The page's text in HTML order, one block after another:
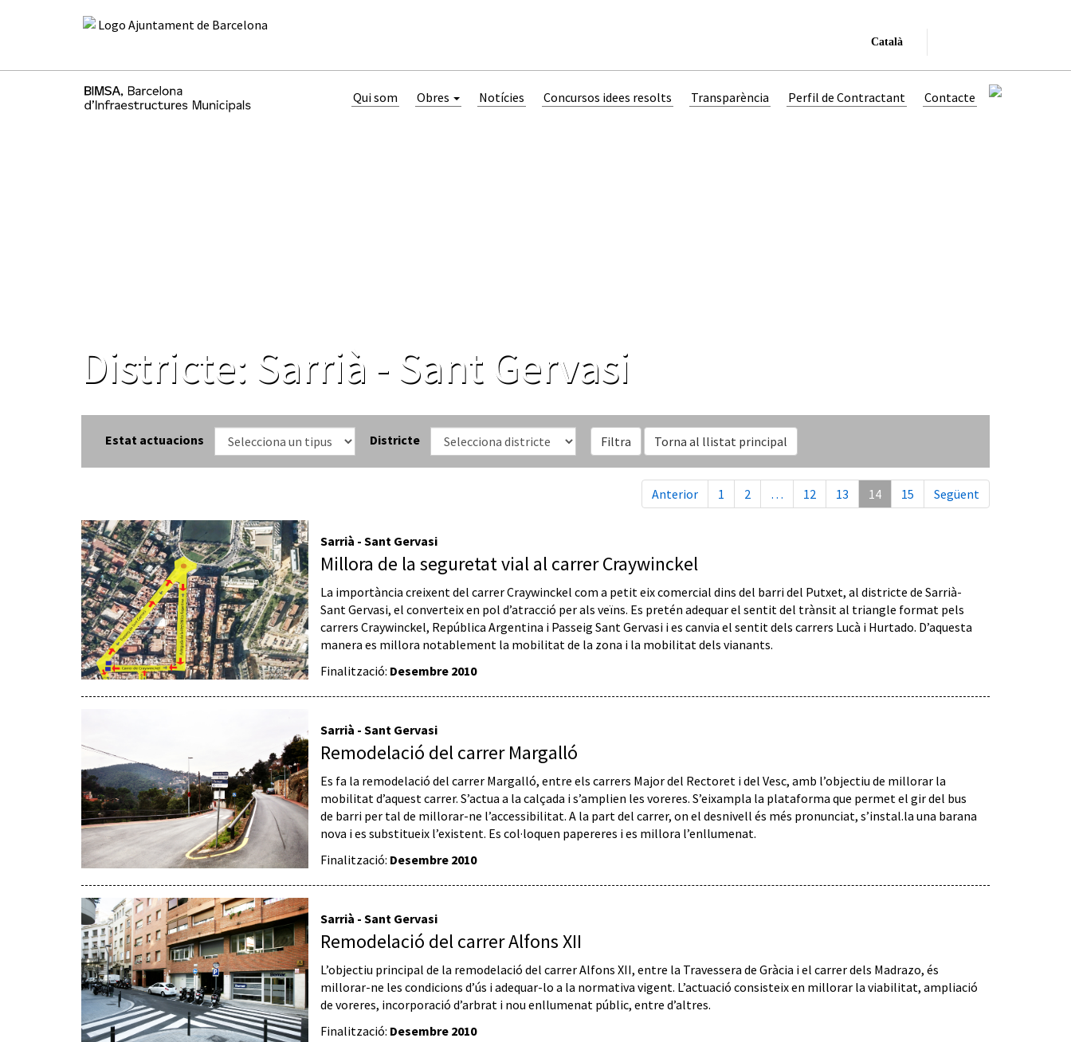
Català
Qui som Obres Notícies Concursos idees resolts Transparència Perfil de Contractant Contacte
Districte: Sarrià - Sant Gervasi
Estat actuacions Districte Filtra Torna al llistat principal
Anterior 1 2 … 12 13 14 15 Següent
Sarrià - Sant Gervasi
Millora de la seguretat vial al carrer Craywinckel
La importància creixent del carrer Craywinckel com a petit eix comercial dins del barri del Putxet, al districte de Sarrià-
Sant Gervasi, el converteix en pol d’atracció per als veïns. Es pretén adequar el sentit del trànsit al triangle format pels
carrers Craywinckel, República Argentina i Passeig Sant Gervasi i es canvia el sentit dels carrers Lucà i Hurtado. D’aquesta
manera es millora notablement la mobilitat de la zona i la mobilitat dels vianants.
Finalització: Desembre 2010
Sarrià - Sant Gervasi
Remodelació del carrer Margalló
Es fa la remodelació del carrer Margalló, entre els carrers Major del Rectoret i del Vesc, amb l’objectiu de millorar la
mobilitat d’aquest carrer. S’actua a la calçada i s’amplien les voreres. S’eixampla la plataforma que permet el gir del bus
de barri per tal de millorar-ne l’accessibilitat. A la part del carrer, on el desnivell és més pronunciat, s’instal.la una barana
nova i es substitueix l’existent. Es col·loquen papereres i es millora l’enllumenat.
Finalització: Desembre 2010
Sarrià - Sant Gervasi
Remodelació del carrer Alfons XII
L’objectiu principal de la remodelació del carrer Alfons XII, entre la Travessera de Gràcia i el carrer dels Madrazo, és
millorar-ne les condicions d’ús i adequar-lo a la normativa vigent. L’actuació consisteix en millorar la viabilitat, ampliació
de voreres, incorporació d’arbrat i nou enllumenat públic, entre d’altres.
Finalització: Desembre 2010